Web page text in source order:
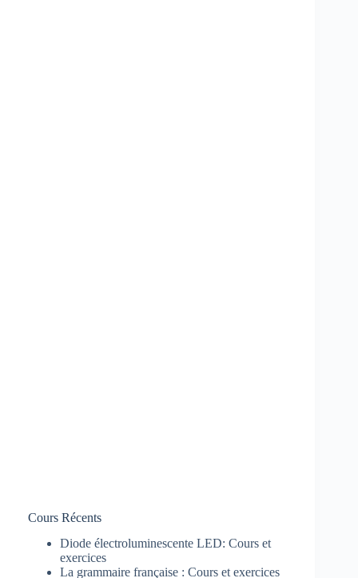
Cours Récents
Diode électroluminescente LED: Cours et
exercices
La grammaire française : Cours et exercices